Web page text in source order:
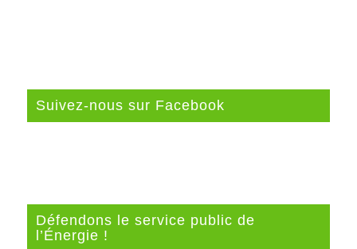
Suivez-nous sur Facebook
Défendons le service public de
l’Énergie !